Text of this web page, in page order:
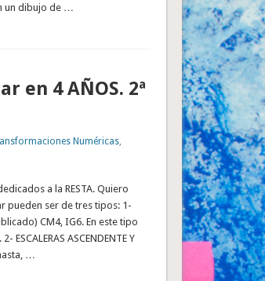
un dibujo de …
en 4 AÑOS. 2ª
Numéricas,
a la RESTA. Quiero
pueden ser de tres tipos: 1-
CM4, IG6. En este tipo
ASCENDENTE Y
…